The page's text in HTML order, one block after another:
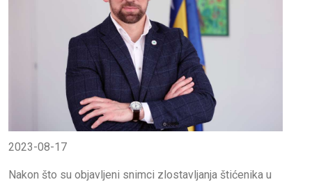
2023-08-17
Nakon što su objavljeni snimci zlostavljanja štićenika u